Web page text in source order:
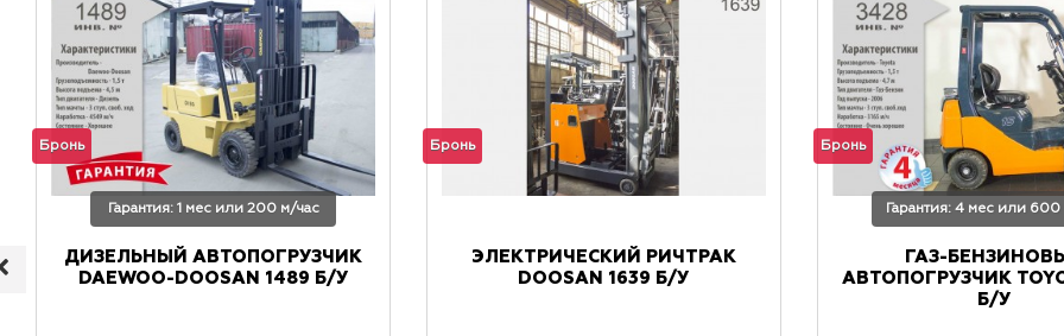
Бронь
Гарантия: 1 мес или 200 м/час
ДИЗЕЛЬНЫЙ АВТОПОГРУЗЧИК
DAEWOO-DOOSAN 1489 Б/У
Бронь
ЭЛЕКТРИЧЕСКИЙ РИЧТРАК
DOOSAN 1639 Б/У
Бронь
Гарантия: 4 мес или 600
ГАЗ-
АВТОПОГРУЗЧИК
Б/У